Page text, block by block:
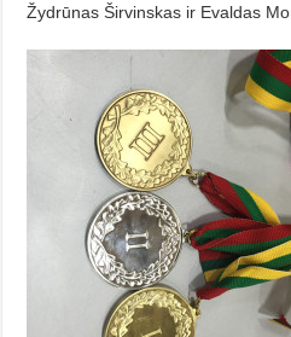
Žydrūnas Širvinskas ir Evaldas